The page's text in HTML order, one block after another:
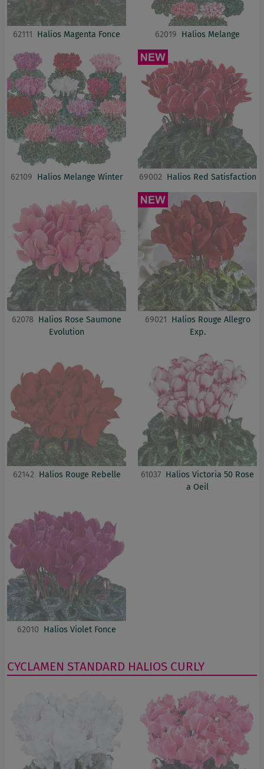
62111 Halios Magenta Fonce 62019 Halios Melange
62109 Halios Melange Winter 69002 Halios Red Satisfaction
62078 Halios Rose Saumone
Evolution
69021 Halios Rouge Allegro
Exp.
62142 Halios Rouge Rebelle 61037 Halios Victoria 50 Rose
a Oeil
62010 Halios Violet Fonce
CYCLAMEN STANDARD HALIOS CURLY